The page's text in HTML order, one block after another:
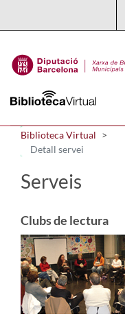
Biblioteca Virtual
Detall servei
Serveis
Clubs de lectura